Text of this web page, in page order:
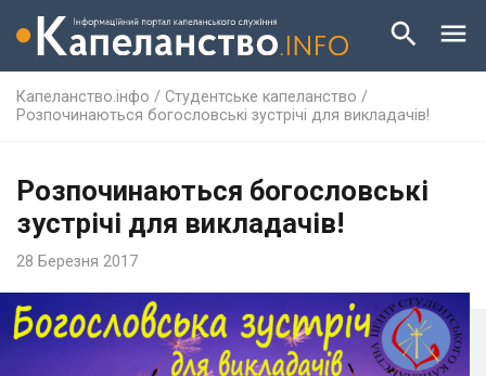
Капеланство.інфо / Студентське капеланство /
Розпочинаються богословські зустрічі для викладачів!
Розпочинаються богословські
зустрічі для викладачів!
28 Березня 2017